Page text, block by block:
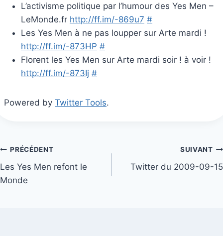
L’activisme politique par l’humour des Yes Men –
LeMonde.fr http://ff.im/-869u7 #
Les Yes Men à ne pas loupper sur Arte mardi !
http://ff.im/-873HP #
Florent les Yes Men sur Arte mardi soir ! à voir !
http://ff.im/-873Ij #
Powered by Twitter Tools.
Navigation
de
PRÉCÉDENT
Les Yes Men refont le
Monde
SUIVANT
Twitter du 2009-09-15